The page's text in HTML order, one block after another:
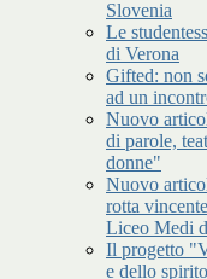
Slovenia
Le
di Verona
Gifted: non
ad un
Nuovo
di parole,
donne"
Nuovo
rotta
Liceo Medi
Il progetto
e dello